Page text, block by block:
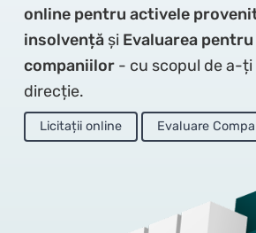
online pentru activele
insolvență și Evaluarea
companiilor - cu scopul de a-
direcție.
Licitații online Evaluare